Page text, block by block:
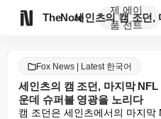
TheNote
제
품
에이
전트
Fox News | Latest 한국어
세인츠의 캠 조던, 마지막
운데 슈퍼볼 영광을 노리다
캠 조던은 세인츠에서의 마지막